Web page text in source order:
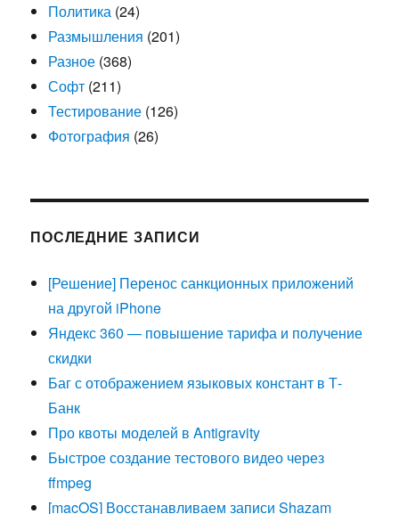
Политика (24)
Размышления (201)
Разное (368)
Софт (211)
Тестирование (126)
Фотография (26)
ПОСЛЕДНИЕ ЗАПИСИ
[Решение] Перенос санкционных приложений
на другой iPhone
Яндекс 360 — повышение тарифа и получение
скидки
Баг с отображением языковых констант в Т-
Банк
Про квоты моделей в Antigravity
Быстрое создание тестового видео через
ffmpeg
[macOS] Восстанавливаем записи Shazam